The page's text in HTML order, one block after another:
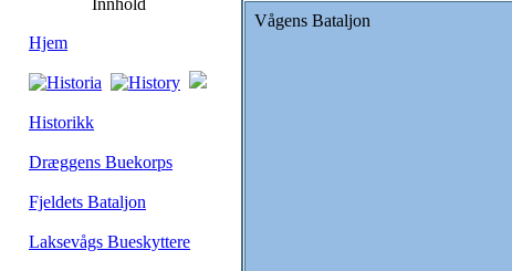
Innhold
Hjem
Historikk
Dræggens Buekorps
Fjeldets Bataljon
Laksevågs Bueskyttere
Vågens Bataljon